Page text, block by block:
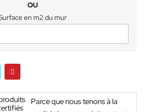
OU
en m2 du mur
Parce que nous tenons à la